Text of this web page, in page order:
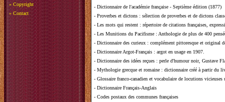
» Copyright
» Contact
- Dictionnaire de l'académie française - Septième édition (1877)
- Proverbes et dictons : sélection de proverbes et de dictons
- Les mots qui restent : répertoire de citations françaises,
- Les Munitions du Pacifisme : Anthologie de plus de 400
- Dictionnaire des curieux : complément pittoresque et original
- Dictionnaire Argot-Français : argot en usage en 1907.
- Dictionnaire des idées reçues : perle d'humour noir, Gustave
- Mythologie grecque et romaine : dictionnaire créé à partir du
- Glossaire franco-canadien et vocabulaire de locutions vicieuses
- Dictionnaire Français-Anglais
- Codes postaux des communes françaises